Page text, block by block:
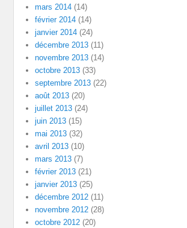
mars 2014 (14)
février 2014 (14)
janvier 2014 (24)
décembre 2013 (11)
novembre 2013 (14)
octobre 2013 (33)
septembre 2013 (22)
août 2013 (20)
juillet 2013 (24)
juin 2013 (15)
mai 2013 (32)
avril 2013 (10)
mars 2013 (7)
février 2013 (21)
janvier 2013 (25)
décembre 2012 (11)
novembre 2012 (28)
octobre 2012 (20)